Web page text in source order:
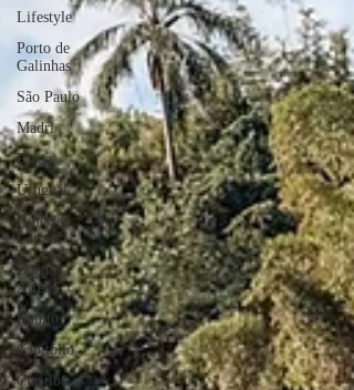
Lifestyle
Porto de
Galinhas
São Paulo
Madri
Praga
Uruguai
América
Latina
Buenos
Aires
Bonito
Capitólio
Curitiba